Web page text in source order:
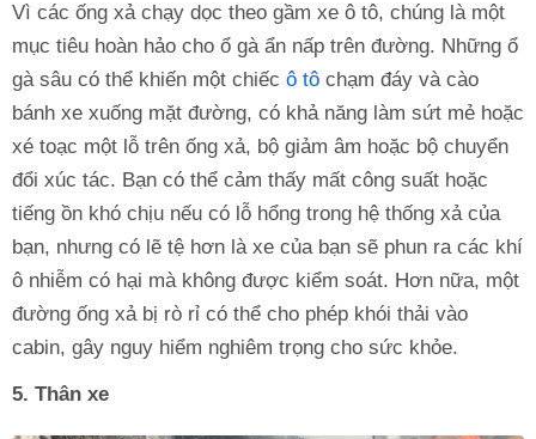
Vì các ống xả chạy dọc theo gầm xe ô tô, chúng là một
mục tiêu hoàn hảo cho ổ gà ẩn nấp trên đường. Những ổ
gà sâu có thể khiến một chiếc ô tô chạm đáy và cào
bánh xe xuống mặt đường, có khả năng làm sứt mẻ hoặc
xé toạc một lỗ trên ống xả, bộ giảm âm hoặc bộ chuyển
đổi xúc tác. Bạn có thể cảm thấy mất công suất hoặc
tiếng ồn khó chịu nếu có lỗ hổng trong hệ thống xả của
bạn, nhưng có lẽ tệ hơn là xe của bạn sẽ phun ra các khí
ô nhiễm có hại mà không được kiểm soát. Hơn nữa, một
đường ống xả bị rò rỉ có thể cho phép khói thải vào
cabin, gây nguy hiểm nghiêm trọng cho sức khỏe.
5. Thân xe